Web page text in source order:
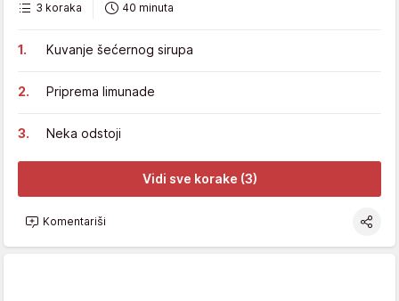
3 koraka 40 minuta
Kuvanje šećernog sirupa
Priprema limunade
Neka odstoji
Vidi sve korake (3)
Komentariši